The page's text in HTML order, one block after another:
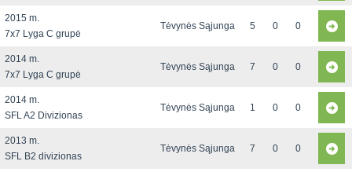
2015 m.
7x7 Lyga C grupė
Tėvynės Sąjunga 5 0 0
2014 m.
7x7 Lyga C grupė
Tėvynės Sąjunga 7 0 0
2014 m.
SFL A2 Divizionas
Tėvynės Sąjunga 1 0 0
2013 m.
SFL B2 divizionas
Tėvynės Sąjunga 7 0 0